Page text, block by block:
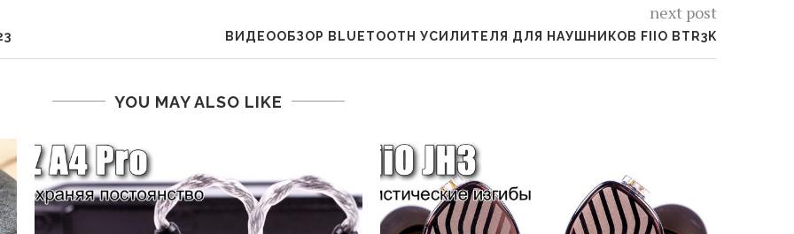
next post
ВИДЕООБЗОР BLUETOOTH УСИЛИТЕЛЯ ДЛЯ НАУШНИКОВ FIIO BTR3K
YOU MAY ALSO LIKE